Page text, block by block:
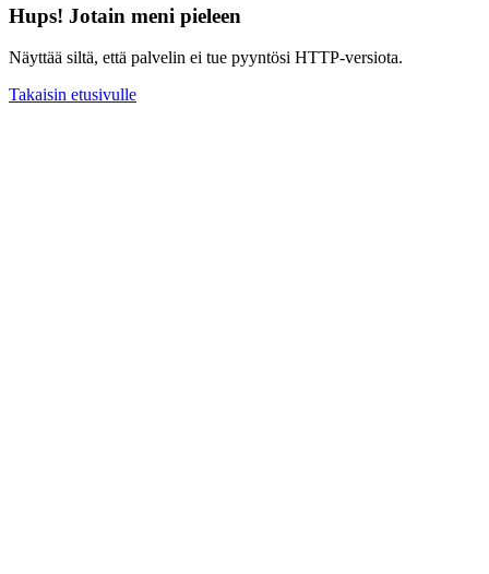
Hups! Jotain meni pieleen
Näyttää siltä, että palvelin ei tue pyyntösi HTTP-versiota.
Takaisin etusivulle